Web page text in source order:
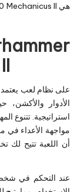
الأدوار والأكشن،
استراتيجية. تتنوع
مواجهة الأعداء في
أن اللعبة تتيح لك
عند التحكم في